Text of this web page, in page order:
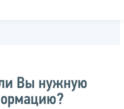
Вы нужную